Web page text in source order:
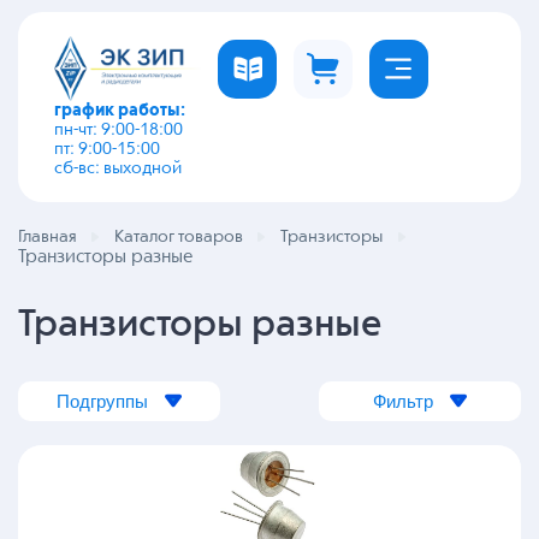
график работы:
пн-чт: 9:00-18:00
пт: 9:00-15:00
сб-вс: выходной
Главная Каталог товаров Транзисторы
Транзисторы разные
Транзисторы разные
Подгруппы Фильтр